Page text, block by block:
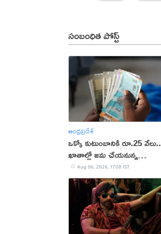
సంబంధిత పోస్ట్
ఆంధ్రప్రదేశ్
ఒక్కో కుటుంబానికి రూ.25 వేలు..
ఖాతాల్లో జ‌మ చేయ‌నున్న
ప్ర‌భుత్వం..!
Aug 06, 2026, 17:08 IST